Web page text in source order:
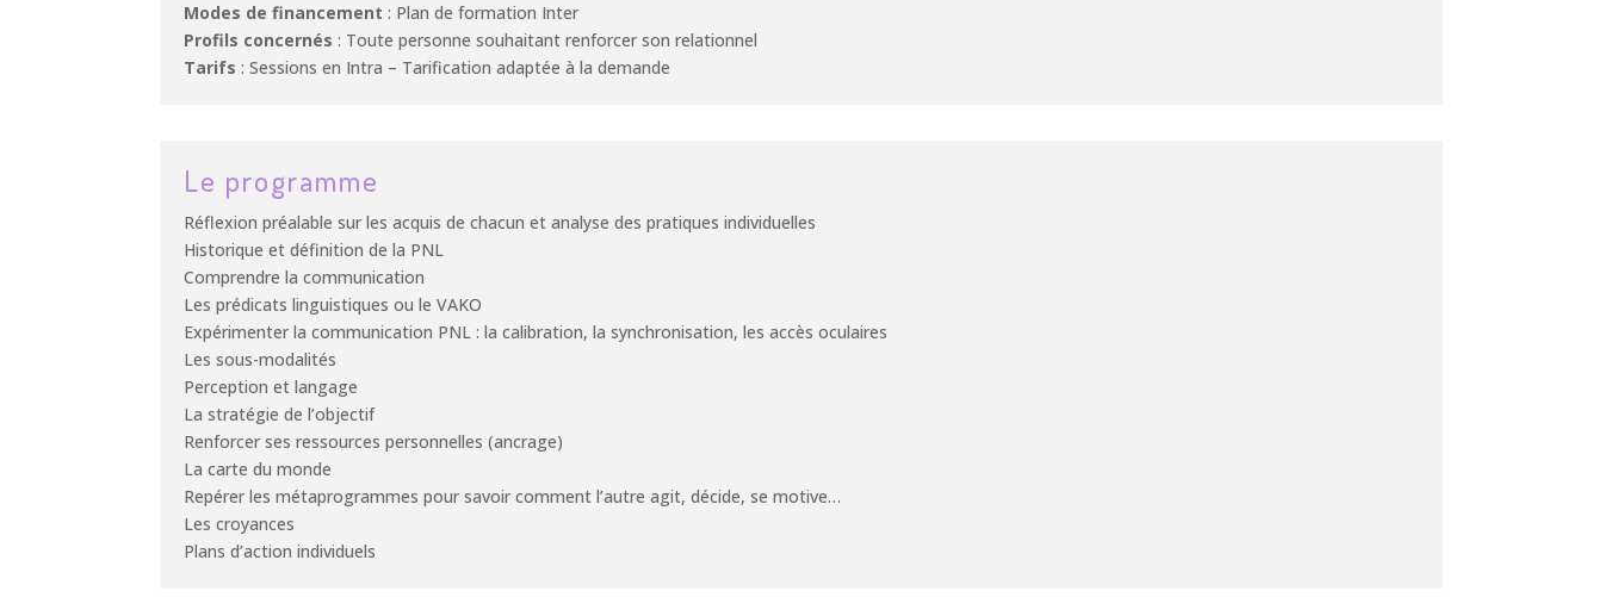
Modes de financement : Plan de formation Inter
Profils concernés : Toute personne souhaitant renforcer son relationnel
Tarifs : Sessions en Intra – Tarification adaptée à la demande
Le programme
Réflexion préalable sur les acquis de chacun et analyse des pratiques individuelles
Historique et définition de la PNL
Comprendre la communication
Les prédicats linguistiques ou le VAKO
Expérimenter la communication PNL : la calibration, la synchronisation, les accès oculaires
Les sous-modalités
Perception et langage
La stratégie de l’objectif
Renforcer ses ressources personnelles (ancrage)
La carte du monde
Repérer les métaprogrammes pour savoir comment l’autre agit, décide, se motive…
Les croyances
Plans d’action individuels